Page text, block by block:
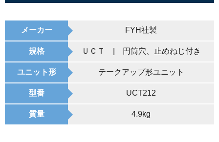
メーカー FYH社製
規格 ＵＣＴ | 円筒穴、止めねじ付き
ユニット形 テークアップ形ユニット
型番 UCT212
質量 4.9kg